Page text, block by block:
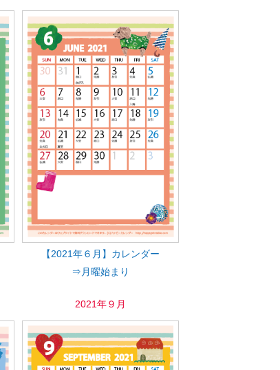
【2021年６月】カレンダー
⇒月曜始まり
2021年９月